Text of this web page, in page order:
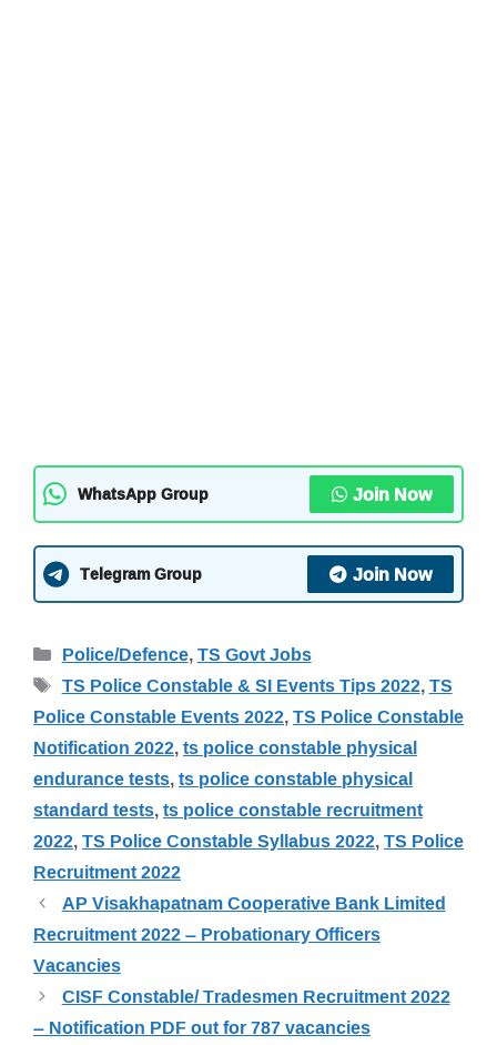
WhatsApp Group Join Now
Telegram Group Join Now
Categories
Police/Defence,TS Govt Jobs
Tags
TS Police Constable & SI Events Tips 2022,TS
Police Constable Events 2022,TS Police Constable
Notification 2022,ts police constable physical
endurance tests,ts police constable physical
standard tests,ts police constable recruitment
2022,TS Police Constable Syllabus 2022,TS Police
Recruitment 2022
AP Visakhapatnam Cooperative Bank Limited
Recruitment 2022 – Probationary Officers
Vacancies
CISF Constable/ Tradesmen Recruitment 2022
– Notification PDF out for 787 vacancies